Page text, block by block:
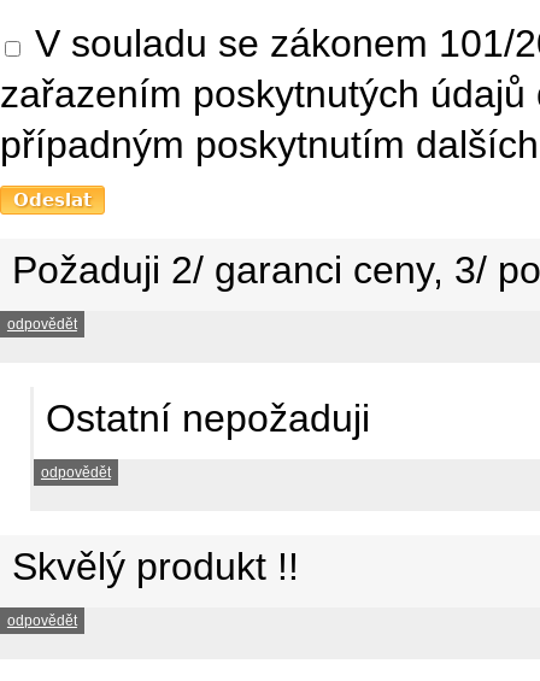
V souladu se zákonem 101/
zařazením poskytnutých
případným poskytnutím
Požaduji 2/ garanci ceny, 3/
odpovědět
Ostatní nepožaduji
odpovědět
Skvělý produkt !!
odpovědět